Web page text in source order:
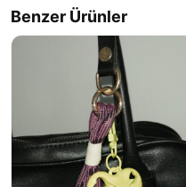
Benzer Ürünler